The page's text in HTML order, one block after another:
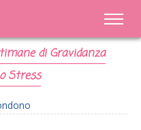
di Gravidanza
Stress